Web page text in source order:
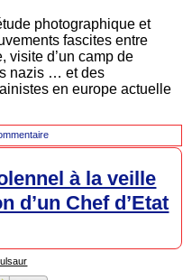
photographique et
fascites entre
visite d’un camp de
nazis … et des
en europe actuelle
à la veille
d’un Chef d’Etat